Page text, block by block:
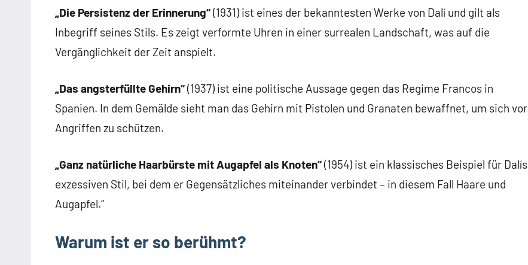
„Die Persistenz der Erinnerung“(1931) ist eines der bekanntesten Werke von Dalí und gilt als
Inbegriff seines Stils. Es zeigt verformte Uhren in einer surrealen Landschaft, was auf die
Vergänglichkeit der Zeit anspielt.
„Das angsterfüllte Gehirn“(1937) ist eine politische Aussage gegen das Regime Francos in
Spanien. In dem Gemälde sieht man das Gehirn mit Pistolen und Granaten bewaffnet, um sich vor
Angriffen zu schützen.
„Ganz natürliche Haarbürste mit Augapfel als Knoten“(1954) ist ein klassisches Beispiel für Dalís
exzessiven Stil, bei dem er Gegensätzliches miteinander verbindet – in diesem Fall Haare und
Augapfel.“
Warum ist er so berühmt?